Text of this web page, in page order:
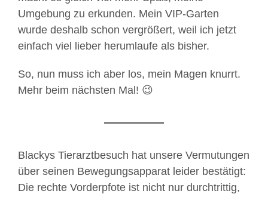
Umgebung zu erkunden. Mein VIP-Garten
wurde deshalb schon vergrößert, weil ich jetzt
einfach viel lieber herumlaufe als bisher.
So, nun muss ich aber los, mein Magen knurrt.
Mehr beim nächsten Mal! 😉
Blackys Tierarztbesuch hat unsere Vermutungen
über seinen Bewegungsapparat leider bestätigt:
Die rechte Vorderpfote ist nicht nur durchtrittig,